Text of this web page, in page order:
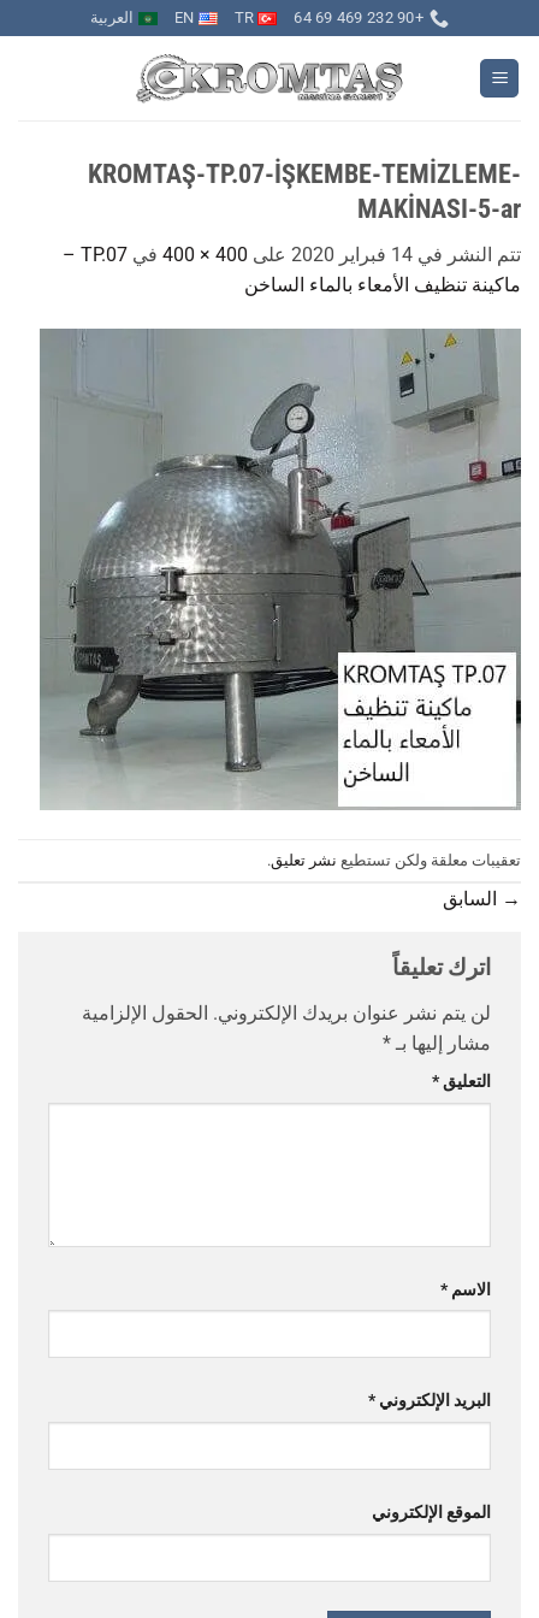
للمحتوى
+90 232 469 69 64
TR
EN العربية
KROMTAŞ-TP.07-İŞKEMBE-TEMİZLEME-
MAKİNASI-5-ar
تتم النشر في 14 فبراير 2020 على 400 × 400 في
TP.07 –
ماكينة تنظيف الأمعاء بالماء الساخن
تعقيبات معلقة ولكن تستطيع نشر تعليق.
→ السابق
اترك تعليقاً
لن يتم نشر عنوان بريدك الإلكتروني. الحقول الإلزامية
مشار إليها بـ*
التعليق*
الاسم*
البريد الإلكتروني*
الموقع الإلكتروني